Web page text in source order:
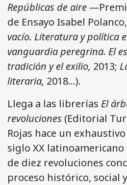
Repúblicas de aire
de Ensayo Isabel
vacío. Literatura y política
vanguardia peregrina. El
tradición y el exilio, 2013;
literaria, 2018…).
Llega a las librerías El
revoluciones (Editorial
Rojas hace un
siglo XX
de diez revoluciones
proceso histórico, social